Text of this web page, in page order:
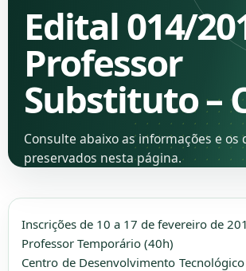
Edital 014/
Professor
Substituto –
Consulte abaixo as informações e os
preservados nesta página.
Inscrições de 10 a 17 de fevereiro de
Professor Temporário (40h)
Centro de Desenvolvimento